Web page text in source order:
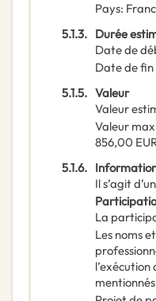
Pays:
5.1.3. Durée
Date de
Date de
5.1.5. Valeur
Valeur
Valeur
856,00
5.1.6.
Il s’agit
La
Les noms
mentionnés